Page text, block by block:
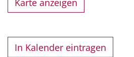
In Kalender eintragen